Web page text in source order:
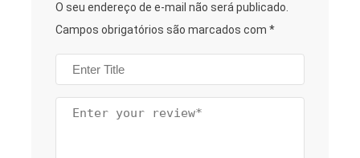
O seu endereço de e-mail não será publicado.
Campos obrigatórios são marcados com *